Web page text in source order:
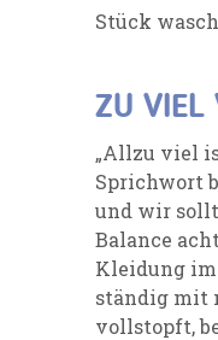
Stück
ZU VIEL
„Allzu viel
Sprichwort
und wir
Balance
Kleidung
ständig mit
vollstopft,